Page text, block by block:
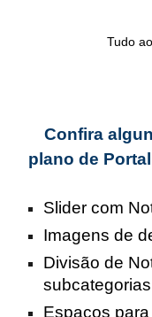
Tudo
Confira
plano de
Slider com
Imagens de
Divisão de
subcategorias
Espaços